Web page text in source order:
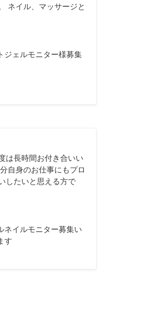
ネイル、マッサージと
ジェルモニター様募集
は長時間お付き合いい
自身のお仕事にもプロ
したいと思える方で
ネイルモニター募集い
す